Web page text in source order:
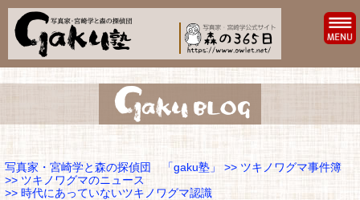
写真家・宮崎学と森の探偵団 「gaku塾」 >> ツキノワグマ事件簿
>> ツキノワグマのニュース
>> 時代にあっていないツキノワグマ認識